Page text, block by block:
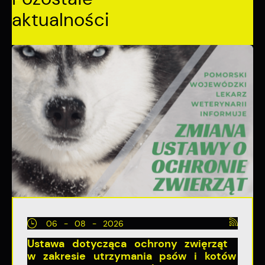
aktualności
06 - 08 - 2026
Ustawa dotycząca ochrony zwięrząt
w zakresie utrzymania psów i kotów